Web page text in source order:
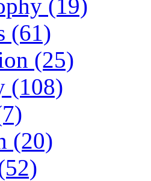
(19)
(61)
(25)
(108)
(20)